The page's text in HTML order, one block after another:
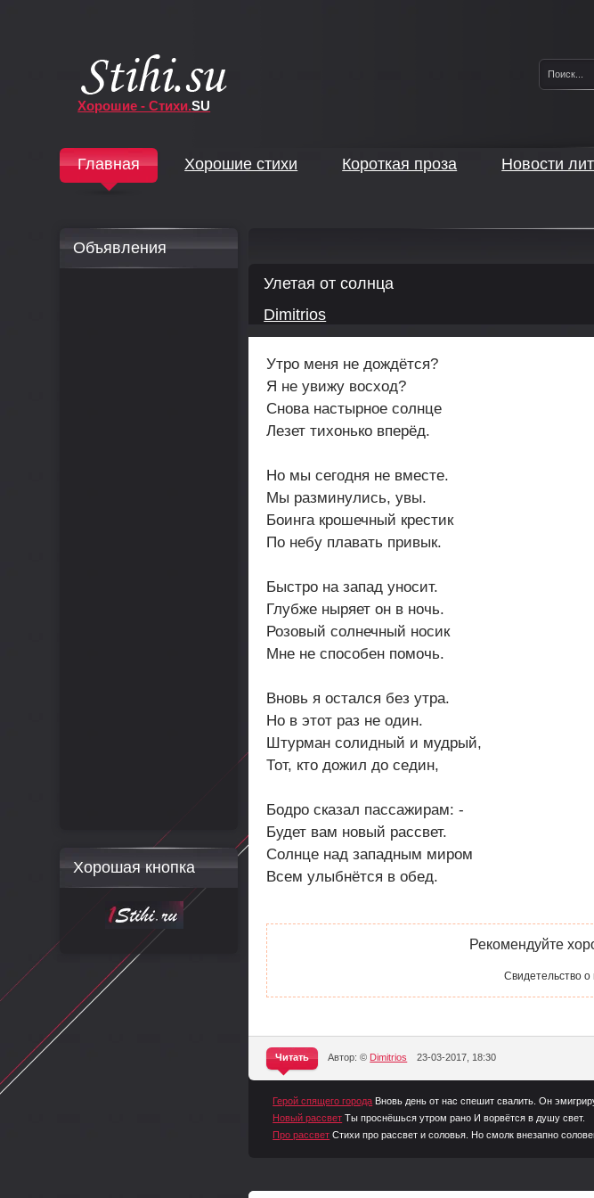
Хорошие - Стихи.SU
Главная Хорошие стихи Короткая проза Новости
Улетая от солнца
Dimitrios
Утро меня не дождётся?
Я не увижу восход?
Снова настырное солнце
Лезет тихонько вперёд.
Но мы сегодня не вместе.
Мы разминулись, увы.
Боинга крошечный крестик
По небу плавать привык.
Быстро на запад уносит.
Глубже ныряет он в ночь.
Розовый солнечный носик
Мне не способен помочь.
Вновь я остался без утра.
Но в этот раз не один.
Штурман солидный и мудрый,
Тот, кто дожил до седин,
Бодро сказал пассажирам: -
Будет вам новый рассвет.
Солнце над западным миром
Всем улыбнётся в обед.
Рекомендуйте
Свидетельство
Читать
^
Автор: © Dimitrios 23-03-2017, 18:30
Герой спящего города Вновь день от нас спешит свалить. Он
Новый рассвет Ты проснёшься утром рано И ворвётся в душу свет.
Про рассвет Стихи про рассвет и соловья. Но смолк внезапно
Объявления
Хорошая кнопка